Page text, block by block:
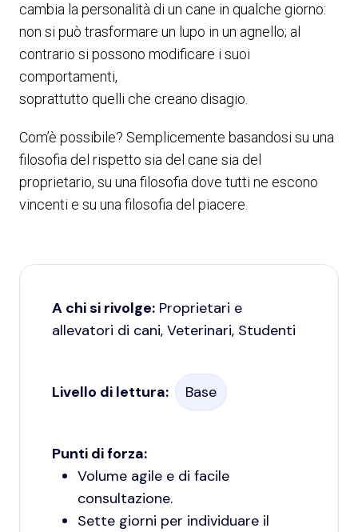
cambia la personalità di un cane in qualche giorno:
non si può trasformare un lupo in un agnello; al
contrario si possono modificare i suoi
comportamenti,
soprattutto quelli che creano disagio.
Com’è possibile? Semplicemente basandosi su una
filosofia del rispetto sia del cane sia del
proprietario, su una filosofia dove tutti ne escono
vincenti e su una filosofia del piacere.
A chi si rivolge: Proprietari e
allevatori di cani, Veterinari, Studenti
Livello di lettura: Base
Punti di forza:
Volume agile e di facile
consultazione.
Sette giorni per individuare il